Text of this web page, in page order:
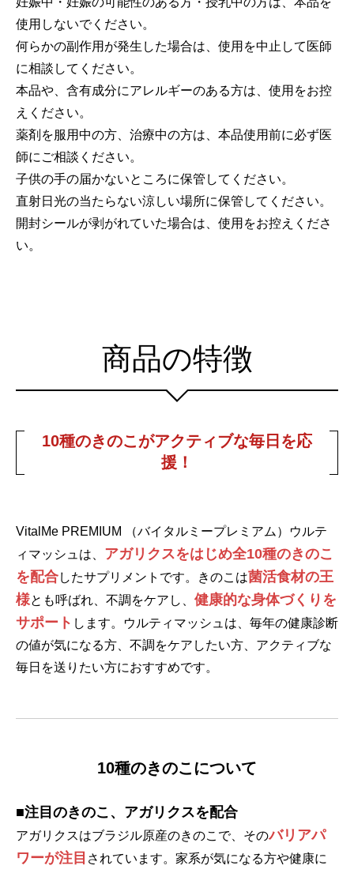
使用しないでください。
何らかの副作用が発生した場合は、使用を中止して医師
に相談してください。
本品や、含有成分にアレルギーのある方は、使用をお控
えください。
薬剤を服用中の方、治療中の方は、本品使用前に必ず医
師にご相談ください。
子供の手の届かないところに保管してください。
直射日光の当たらない涼しい場所に保管してください。
開封シールが剥がれていた場合は、使用をお控えくださ
い。
商品の特徴
10種のきのこがアクティブな毎日を応
援！
VitalMe PREMIUM （バイタルミープレミアム）ウルテ
ィマッシュは、 アガリクスをはじめ全10種のきのこ
を配合したサプリメントです。きのこは菌活食材の王
様とも呼ばれ、不調をケアし、 健康的な身体づくりを
サポート します。ウルティマッシュは、毎年の健康診断
の値が気になる方、不調をケアしたい方、アクティブな
毎日を送りたい方におすすめです。
10種のきのこについて
■注目のきのこ、アガリクスを配合
アガリクスはブラジル原産のきのこで、そのバリアパ
ワーが注目 されています。家系が気になる方や健康に